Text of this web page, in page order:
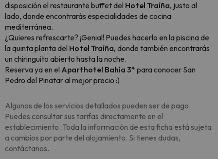
disposición el restaurante buffet del Hotel Traíña, justo al
lado, donde encontrarás especialidades de cocina
mediterránea.
¿Quieres refrescarte? ¡Genial! Puedes hacerlo en la piscina de
la quinta planta del Hotel Traíña, donde también encontrarás
un chiringuito abierto hasta la noche.
Reserva ya en el Aparthotel Bahía 3* para conocer San
Pedro del Pinatar al mejor precio :)
Algunos de los servicios detallados pueden ser de pago.
Puedes consultar sus tarifas directamente en el
establecimiento. Toda la información de esta ficha está sujeta
a cambios por parte del alojamiento. Si tienes dudas,
contáctanos.